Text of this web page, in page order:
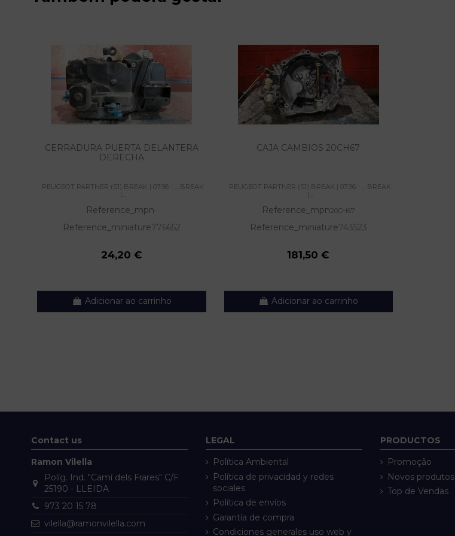
CERRADURA PUERTA DELANTERA
DERECHA
PEUGEOT PARTNER (S1) BREAK | 07.96 - ... BREAK
|...
Reference_mpn-
Reference_miniature776652
24,20 €
Adicionar ao carrinho
CAJA CAMBIOS 20CH67
PEUGEOT PARTNER (S1) BREAK | 07.96 - ... BREAK
|...
Reference_mpn20CH67
Reference_miniature743523
181,50 €
Adicionar ao carrinho
Contact us
Ramon Vilella
Políg. Ind. "Camí dels Frares" C/F
25190 - LLEIDA
973 20 15 78
vilella@ramonvilella.com
LEGAL
Política Ambiental
Política de privacidad y redes
sociales
Política de envíos
Garantía de compra
Condiciones generales uso web y
PRODUCTOS
Promoção
Novos produtos
Top de Vendas